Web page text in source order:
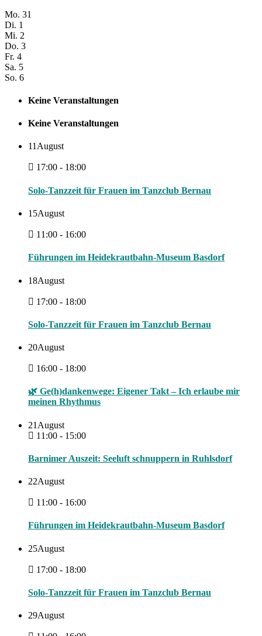
Mo. 31
Di. 1
Mi. 2
Do. 3
Fr. 4
Sa. 5
So. 6
Keine Veranstaltungen
Keine Veranstaltungen
11August
17:00 - 18:00
Solo-Tanzzeit für Frauen im Tanzclub Bernau
15August
11:00 - 16:00
Führungen im Heidekrautbahn-Museum Basdorf
18August
17:00 - 18:00
Solo-Tanzzeit für Frauen im Tanzclub Bernau
20August
16:00 - 18:00
🌿 Ge(h)dankenwege: Eigener Takt – Ich erlaube mir
meinen Rhythmus
21 August
11:00 - 15:00
Barnimer Auszeit: Seeluft schnuppern in Ruhlsdorf
22August
11:00 - 16:00
Führungen im Heidekrautbahn-Museum Basdorf
25August
17:00 - 18:00
Solo-Tanzzeit für Frauen im Tanzclub Bernau
29August